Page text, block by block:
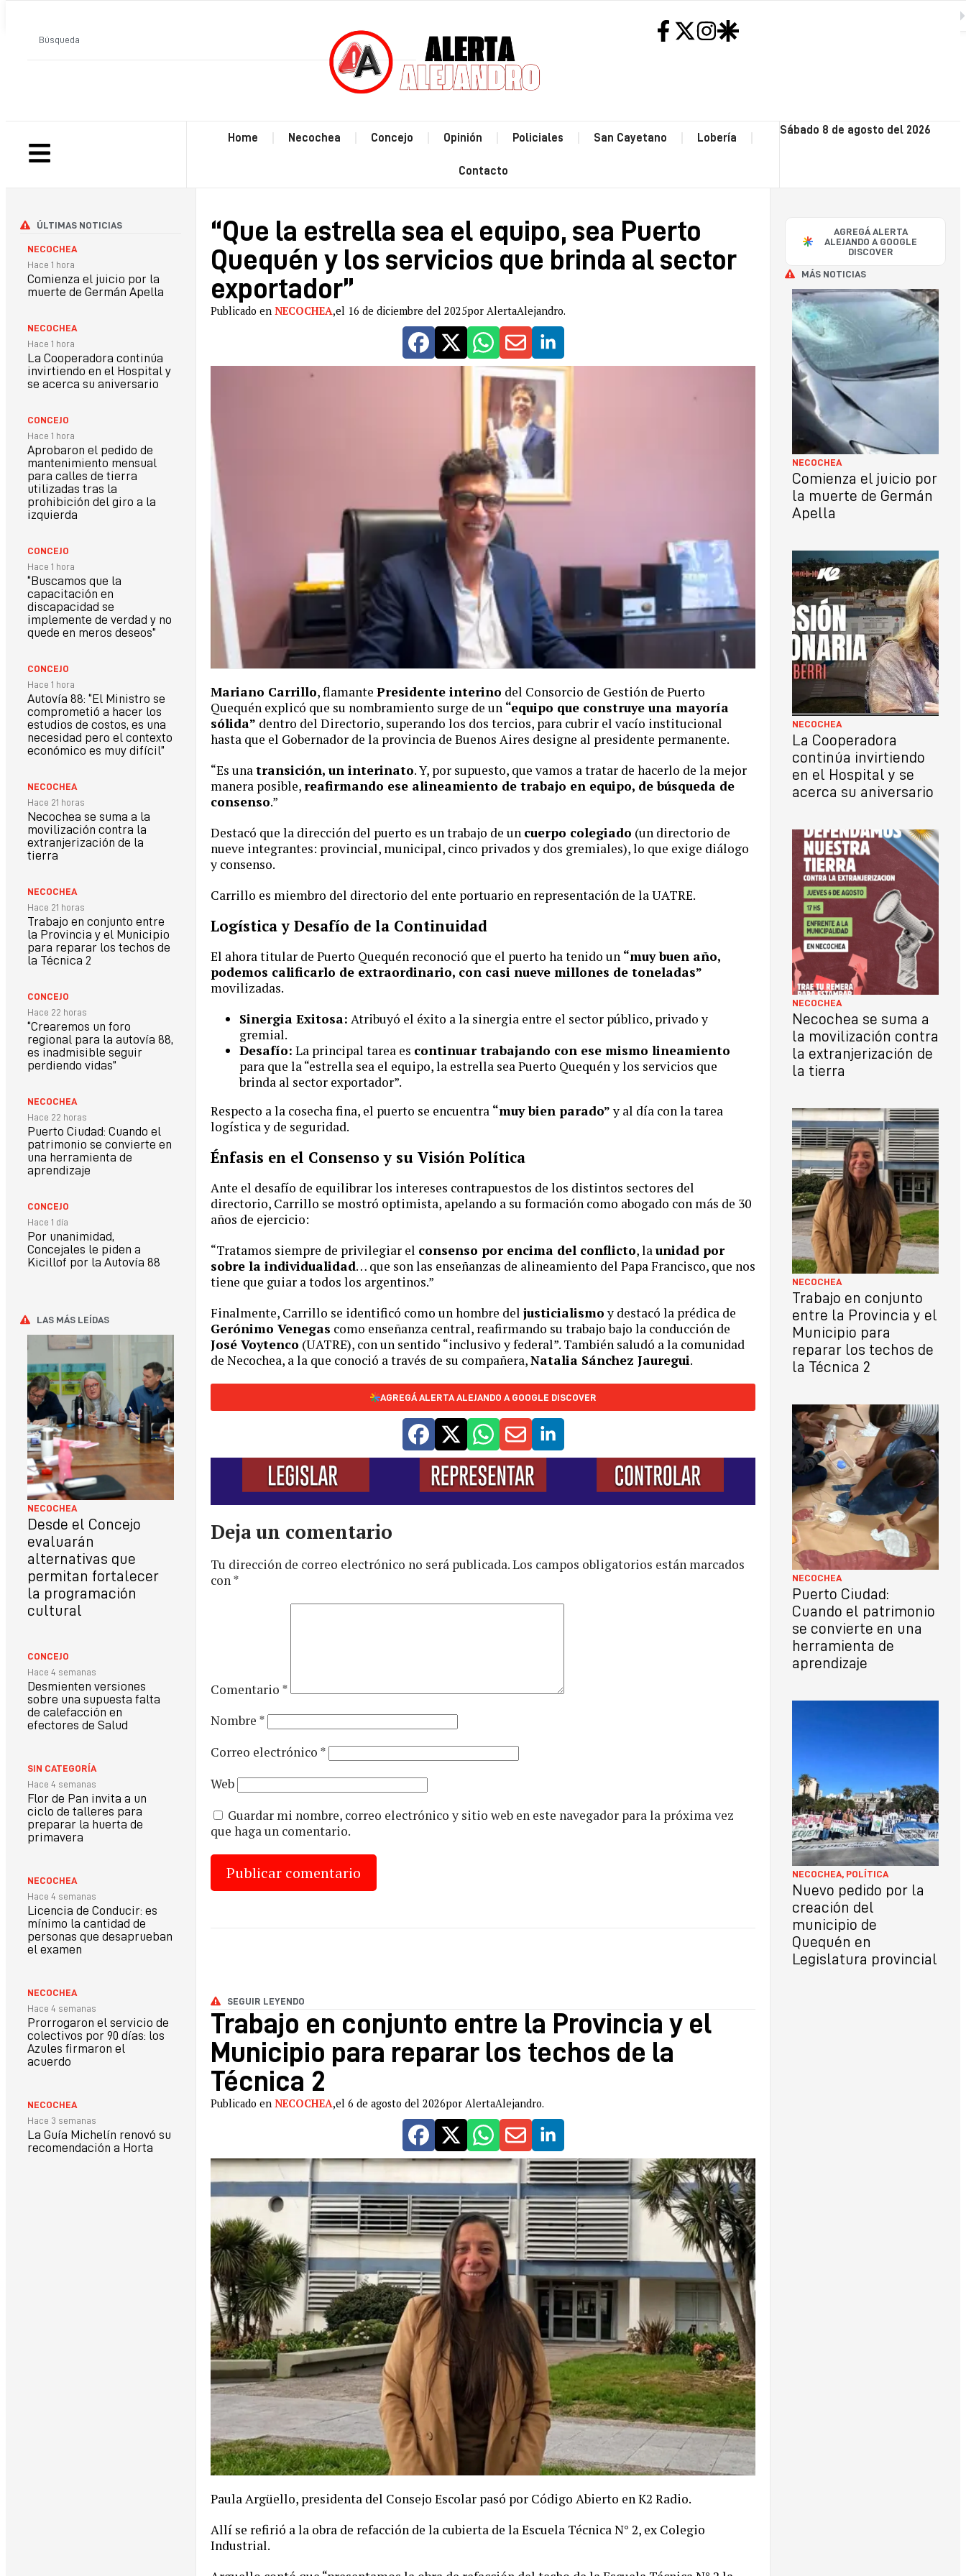
Home Necochea Concejo Opinión Policiales San Cayetano Lobería
Contacto
Sábado 8 de agosto del 2026
SAN
AGREGÁ ALERTA
ALEJANDO A GOOGLE
DISCOVER
MÁS NOTICIAS
NECOCHEA
Comienza el juicio por
la muerte de Germán
Apella
NECOCHEA
La Cooperadora
continúa invirtiendo
en el Hospital y se
acerca su aniversario
NECOCHEA
Necochea se suma a
la movilización contra
la extranjerización de
la tierra
NECOCHEA
Trabajo en conjunto
entre la Provincia y el
Municipio para
reparar los techos de
la Técnica 2
NECOCHEA
Puerto Ciudad:
Cuando el patrimonio
se convierte en una
herramienta de
aprendizaje
NECOCHEA, POLÍTICA
Nuevo pedido por la
creación del
municipio de
Quequén en
Legislatura provincial
ÚLTIMAS NOTICIAS
NECOCHEA
Hace 1 hora
Comienza el juicio por la
muerte de Germán Apella
NECOCHEA
Hace 1 hora
La Cooperadora continúa
invirtiendo en el Hospital y
se acerca su aniversario
CONCEJO
Hace 1 hora
Aprobaron el pedido de
mantenimiento mensual
para calles de tierra
utilizadas tras la
prohibición del giro a la
izquierda
CONCEJO
Hace 1 hora
“Buscamos que la
capacitación en
discapacidad se
implemente de verdad y no
quede en meros deseos”
CONCEJO
Hace 1 hora
Autovía 88: “El Ministro se
comprometió a hacer los
estudios de costos, es una
necesidad pero el contexto
económico es muy difícil”
NECOCHEA
Hace 21 horas
Necochea se suma a la
movilización contra la
extranjerización de la
tierra
NECOCHEA
Hace 21 horas
Trabajo en conjunto entre
la Provincia y el Municipio
para reparar los techos de
la Técnica 2
CONCEJO
Hace 22 horas
“Crearemos un foro
regional para la autovía 88,
es inadmisible seguir
perdiendo vidas”
NECOCHEA
Hace 22 horas
Puerto Ciudad: Cuando el
patrimonio se convierte en
una herramienta de
aprendizaje
CONCEJO
Hace 1 día
Por unanimidad,
Concejales le piden a
Kicillof por la Autovía 88
LAS MÁS LEÍDAS
NECOCHEA
Desde el Concejo
evaluarán
alternativas que
permitan fortalecer
la programación
cultural
CONCEJO
Hace 4 semanas
Desmienten versiones
sobre una supuesta falta
de calefacción en
efectores de Salud
SIN CATEGORÍA
Hace 4 semanas
Flor de Pan invita a un
ciclo de talleres para
preparar la huerta de
primavera
NECOCHEA
Hace 4 semanas
Licencia de Conducir: es
mínimo la cantidad de
personas que desaprueban
el examen
NECOCHEA
Hace 4 semanas
Prorrogaron el servicio de
colectivos por 90 días: los
Azules firmaron el
acuerdo
NECOCHEA
Hace 3 semanas
La Guía Michelín renovó su
recomendación a Horta
“Que la estrella sea el equipo, sea Puerto
Quequén y los servicios que brinda al sector
exportador”
Publicado en NECOCHEA,el 16 de diciembre del 2025por AlertaAlejandro.
Mariano Carrillo, flamante Presidente interino del Consorcio de Gestión de Puerto
Quequén explicó que su nombramiento surge de un “equipo que construye una mayoría
sólida” dentro del Directorio, superando los dos tercios, para cubrir el vacío institucional
hasta que el Gobernador de la provincia de Buenos Aires designe al presidente permanente.
“Es una transición, un interinato. Y, por supuesto, que vamos a tratar de hacerlo de la mejor
manera posible, reafirmando ese alineamiento de trabajo en equipo, de búsqueda de
consenso.”
Destacó que la dirección del puerto es un trabajo de un cuerpo colegiado (un directorio de
nueve integrantes: provincial, municipal, cinco privados y dos gremiales), lo que exige diálogo
y consenso.
Carrillo es miembro del directorio del ente portuario en representación de la UATRE.
Logística y Desafío de la Continuidad
El ahora titular de Puerto Quequén reconoció que el puerto ha tenido un “muy buen año,
podemos calificarlo de extraordinario, con casi nueve millones de toneladas”
movilizadas.
Sinergia Exitosa: Atribuyó el éxito a la sinergia entre el sector público, privado y
gremial.
Desafío: La principal tarea es continuar trabajando con ese mismo lineamiento
para que la “estrella sea el equipo, la estrella sea Puerto Quequén y los servicios que
brinda al sector exportador”.
Respecto a la cosecha fina, el puerto se encuentra “muy bien parado”y al día con la tarea
logística y de seguridad.
Énfasis en el Consenso y su Visión Política
Ante el desafío de equilibrar los intereses contrapuestos de los distintos sectores del
directorio, Carrillo se mostró optimista, apelando a su formación como abogado con más de 30
años de ejercicio:
“Tratamos siempre de privilegiar el consenso por encima del conflicto, launidad por
sobre la individualidad… que son las enseñanzas de alineamiento del Papa Francisco, que nos
tiene que guiar a todos los argentinos.”
Finalmente, Carrillo se identificó como un hombre del justicialismoy destacó la prédica de
Gerónimo Venegas como enseñanza central, reafirmando su trabajo bajo la conducción de
José Voytenco (UATRE), con un sentido “inclusivo y federal”. También saludó a la comunidad
de Necochea, a la que conoció a través de su compañera,Natalia Sánchez Jauregui.
AGREGÁ ALERTA ALEJANDO A GOOGLE DISCOVER
Deja un comentario
Tu dirección de correo electrónico no será publicada.Los campos obligatorios están marcados
con*
Comentario *
Nombre *
Correo electrónico *
Web
Guardar mi nombre, correo electrónico y sitio web en este navegador para la próxima vez
que haga un comentario.
SEGUIR LEYENDO
Trabajo en conjunto entre la Provincia y el
Municipio para reparar los techos de la
Técnica 2
Publicado en NECOCHEA,el 6 de agosto del 2026por AlertaAlejandro.
Paula Argüello, presidenta del Consejo Escolar pasó por Código Abierto en K2 Radio.
Allí se refirió a la obra de refacción de la cubierta de la Escuela Técnica N° 2, ex Colegio
Industrial.